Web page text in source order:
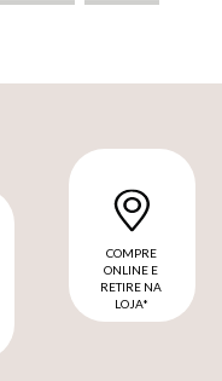
COMPRE
ONLINE E
RETIRE NA
LOJA*